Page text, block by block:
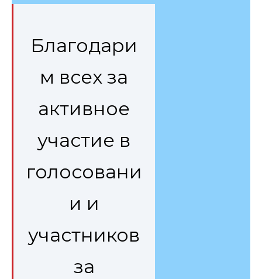
Благодари
м всех за
активное
участие в
голосовани
и и
участников
за